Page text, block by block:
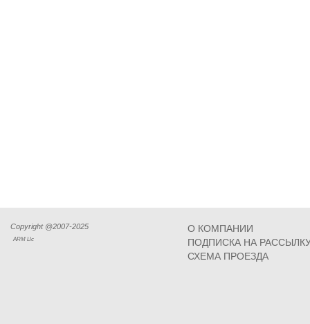
Copyright @2007-2025
ARM Llc
О КОМПАНИИ
ПОДПИСКА НА
СХЕМА ПРОЕЗДА